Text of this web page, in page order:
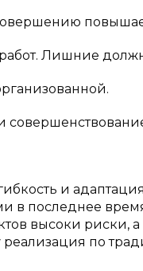
Лишние
и
последнее
высоки риски,
реализация по